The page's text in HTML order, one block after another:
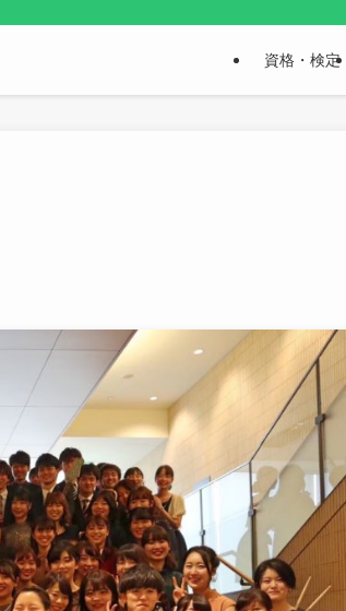
資格・検定